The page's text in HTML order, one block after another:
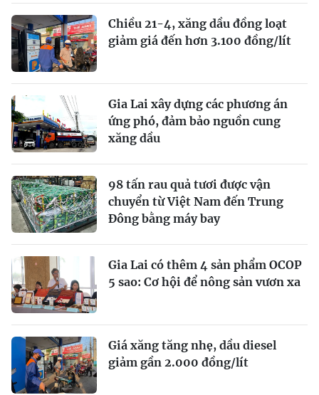
Chiều 21-4, xăng dầu đồng loạt
giảm giá đến hơn 3.100 đồng/lít
Gia Lai xây dựng các phương án
ứng phó, đảm bảo nguồn cung
xăng dầu
98 tấn rau quả tươi được vận
chuyển từ Việt Nam đến Trung
Đông bằng máy bay
Gia Lai có thêm 4 sản phẩm OCOP
5 sao: Cơ hội để nông sản vươn xa
Giá xăng tăng nhẹ, dầu diesel
giảm gần 2.000 đồng/lít